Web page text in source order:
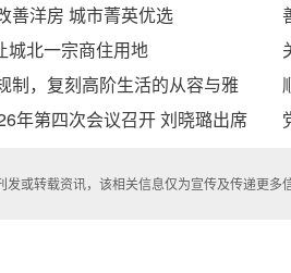
善洋房 城市菁英优选
城北一宗商住用地
制，复刻高阶生活的从容与雅
年第四次会议召开 刘晓璐出席
发或转载资讯，该相关信息仅为宣传及传递更多